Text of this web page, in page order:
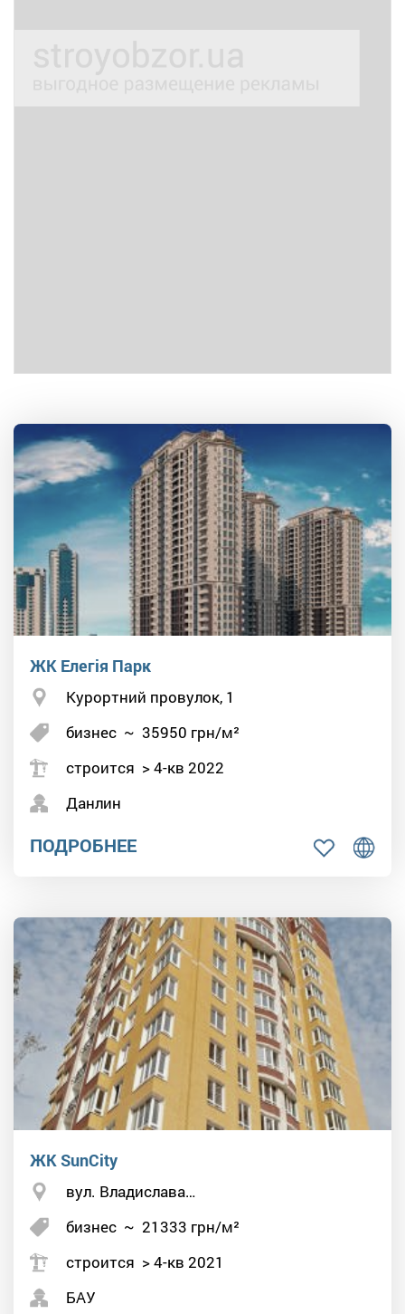
ЖК Елегія Парк
Курортний провулок, 1
бизнес ~ 35950 грн/м²
строится > 4-кв 2022
Данлин
ПОДРОБНЕЕ
ЖК SunCity
вул. Владислава…
бизнес ~ 21333 грн/м²
строится > 4-кв 2021
БАУ